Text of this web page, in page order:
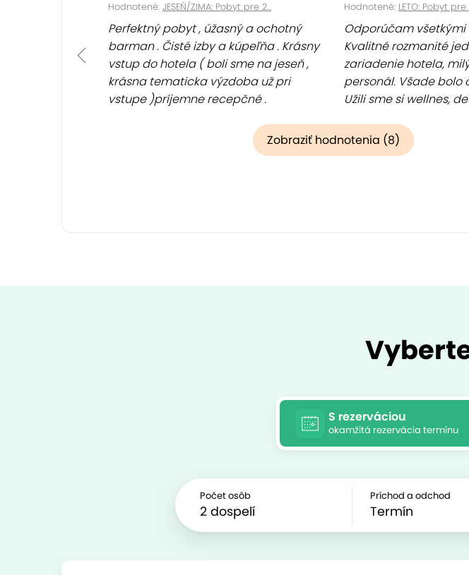
Hodnotené: JESEŇ/ZIMA: Pobyt pre 2...
Perfektný pobyt , úžasný a ochotný
barman . Čisté izby a kúpeľňa . Krásny
vstup do hotela ( boli sme na jeseň ,
krásna tematicka výzdoba už pri
vstupe )príjemne recepčné .
Hodnotené: LETO: Pobyt
Odporúčam
Kvalitné rozmanité
zariadenie hotela,
personál. Všade bolo
Užili sme si wellnes,
Zobraziť hodnotenia (8)
S rezerváciou
okamžitá rezervácia termínu
Počet osôb Príchod a odchod